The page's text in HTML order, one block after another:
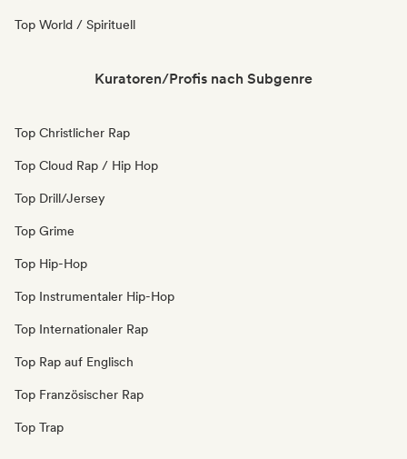
Top World / Spirituell
Kuratoren/Profis nach Subgenre
Top Christlicher Rap
Top Cloud Rap / Hip Hop
Top Drill/Jersey
Top Grime
Top Hip-Hop
Top Instrumentaler Hip-Hop
Top Internationaler Rap
Top Rap auf Englisch
Top Französischer Rap
Top Trap